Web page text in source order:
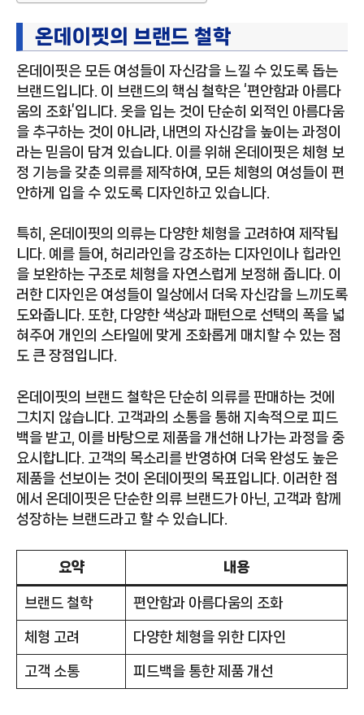
온데이핏의 브랜드 철학
온데이핏은 모든 여성들이 자신감을 느낄 수 있도록 돕는
브랜드입니다. 이 브랜드의 핵심 철학은 ‘편안함과 아름다
움의 조화’입니다. 옷을 입는 것이 단순히 외적인 아름다움
을 추구하는 것이 아니라, 내면의 자신감을 높이는 과정이
라는 믿음이 담겨 있습니다. 이를 위해 온데이핏은 체형 보
정 기능을 갖춘 의류를 제작하여, 모든 체형의 여성들이 편
안하게 입을 수 있도록 디자인하고 있습니다.
특히, 온데이핏의 의류는 다양한 체형을 고려하여 제작됩
니다. 예를 들어, 허리라인을 강조하는 디자인이나 힙라인
을 보완하는 구조로 체형을 자연스럽게 보정해 줍니다. 이
러한 디자인은 여성들이 일상에서 더욱 자신감을 느끼도록
도와줍니다. 또한, 다양한 색상과 패턴으로 선택의 폭을 넓
혀주어 개인의 스타일에 맞게 조화롭게 매치할 수 있는 점
도 큰 장점입니다.
온데이핏의 브랜드 철학은 단순히 의류를 판매하는 것에
그치지 않습니다. 고객과의 소통을 통해 지속적으로 피드
백을 받고, 이를 바탕으로 제품을 개선해 나가는 과정을 중
요시합니다. 고객의 목소리를 반영하여 더욱 완성도 높은
제품을 선보이는 것이 온데이핏의 목표입니다. 이러한 점
에서 온데이핏은 단순한 의류 브랜드가 아닌, 고객과 함께
성장하는 브랜드라고 할 수 있습니다.
요약 내용
브랜드 철학 편안함과 아름다움의 조화
체형 고려 다양한 체형을 위한 디자인
고객 소통 피드백을 통한 제품 개선